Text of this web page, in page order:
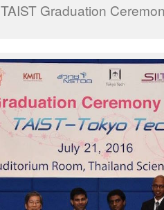
TAIST Graduation